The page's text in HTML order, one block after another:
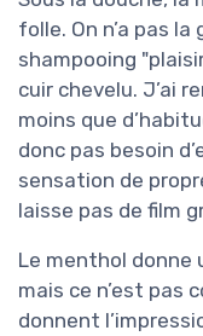
folle. On n’a pas
shampooing
cuir chevelu. J’ai
moins que
donc pas besoin
sensation de
laisse pas de film
Le menthol donne
mais ce n’est pas
donnent